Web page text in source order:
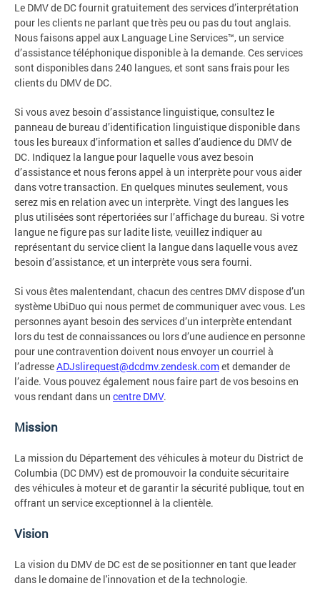
Le DMV de DC fournit gratuitement des services d’interprétation
pour les clients ne parlant que très peu ou pas du tout anglais.
Nous faisons appel aux Language Line Services™, un service
d’assistance téléphonique disponible à la demande. Ces services
sont disponibles dans 240 langues, et sont sans frais pour les
clients du DMV de DC.
Si vous avez besoin d’assistance linguistique, consultez le
panneau de bureau d’identification linguistique disponible dans
tous les bureaux d’information et salles d’audience du DMV de
DC. Indiquez la langue pour laquelle vous avez besoin
d’assistance et nous ferons appel à un interprète pour vous aider
dans votre transaction. En quelques minutes seulement, vous
serez mis en relation avec un interprète. Vingt des langues les
plus utilisées sont répertoriées sur l’affichage du bureau. Si votre
langue ne figure pas sur ladite liste, veuillez indiquer au
représentant du service client la langue dans laquelle vous avez
besoin d’assistance, et un interprète vous sera fourni.
Si vous êtes malentendant, chacun des centres DMV dispose d’un
système UbiDuo qui nous permet de communiquer avec vous. Les
personnes ayant besoin des services d’un interprète entendant
lors du test de connaissances ou lors d’une audience en personne
pour une contravention doivent nous envoyer un courriel à
l’adresseADJslirequest@dcdmv.zendesk.comet demander de
l’aide. Vous pouvez également nous faire part de vos besoins en
vous rendant dans un centre DMV.
Mission
La mission du Département des véhicules à moteur du District de
Columbia (DC DMV) est de promouvoir la conduite sécuritaire
des véhicules à moteur et de garantir la sécurité publique, tout en
offrant un service exceptionnel à la clientèle.
Vision
La vision du DMV de DC est de se positionner en tant que leader
dans le domaine de l'innovation et de la technologie.